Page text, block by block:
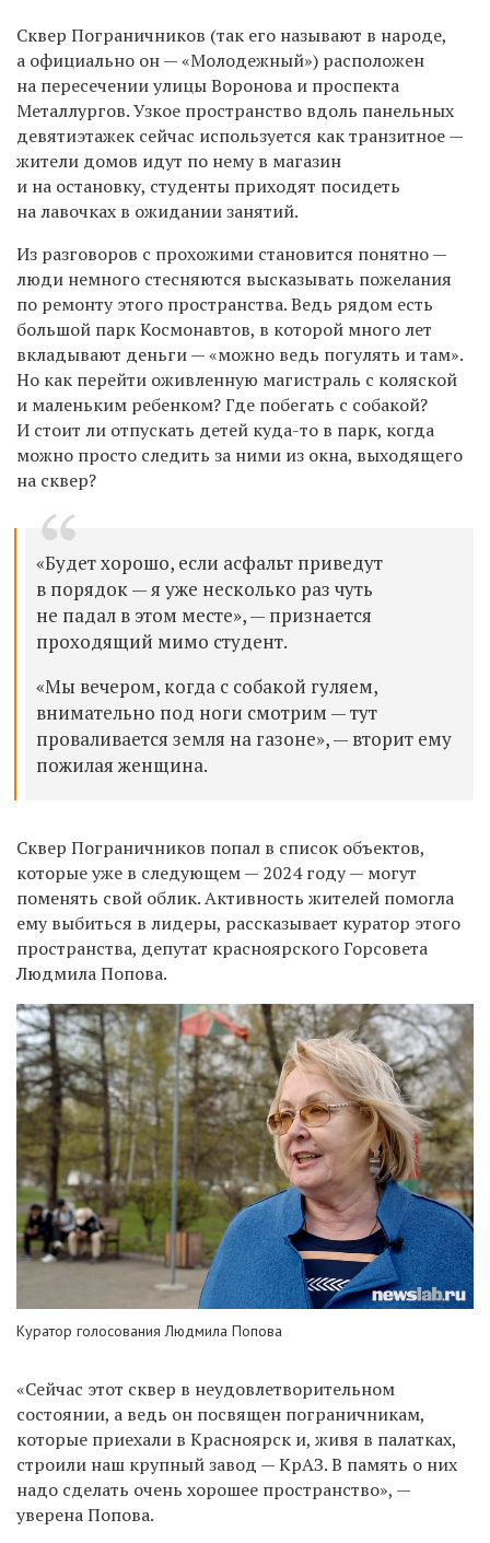
Сквер Пограничников (так его называют в народе,
а официально он — «Молодежный») расположен
на пересечении улицы Воронова и проспекта
Металлургов. Узкое пространство вдоль панельных
девятиэтажек сейчас используется как транзитное —
жители домов идут по нему в магазин
и на остановку, студенты приходят посидеть
на лавочках в ожидании занятий.
Из разговоров с прохожими становится понятно —
люди немного стесняются высказывать пожелания
по ремонту этого пространства. Ведь рядом есть
большой парк Космонавтов, в которой много лет
вкладывают деньги — «можно ведь погулять и там».
Но как перейти оживленную магистраль с коляской
и маленьким ребенком? Где побегать с собакой?
И стоит ли отпускать детей куда-то в парк, когда
можно просто следить за ними из окна, выходящего
на сквер?
«Будет хорошо, если асфальт приведут
в порядок — я уже несколько раз чуть
не падал в этом месте», — признается
проходящий мимо студент.
«Мы вечером, когда с собакой гуляем,
внимательно под ноги смотрим — тут
проваливается земля на газоне», — вторит ему
пожилая женщина.
Сквер Пограничников попал в список объектов,
которые уже в следующем — 2024 году — могут
поменять свой облик. Активность жителей помогла
ему выбиться в лидеры, рассказывает куратор этого
пространства, депутат красноярского Горсовета
Людмила Попова.
Куратор голосования Людмила Попова
«Сейчас этот сквер в неудовлетворительном
состоянии, а ведь он посвящен пограничникам,
которые приехали в Красноярск и, живя в палатках,
строили наш крупный завод — КрАЗ. В память о них
надо сделать очень хорошее пространство», —
уверена Попова.